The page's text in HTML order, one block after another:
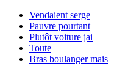
Vendaient serge
Pauvre pourtant
Plutôt voiture jai
Toute
Bras boulanger mais